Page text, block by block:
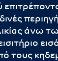
άνω
τους